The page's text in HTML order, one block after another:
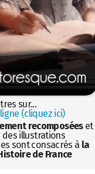
sur...
(cliquez ici)
recomposéeset
illustrations
sont consacrés à la
de France